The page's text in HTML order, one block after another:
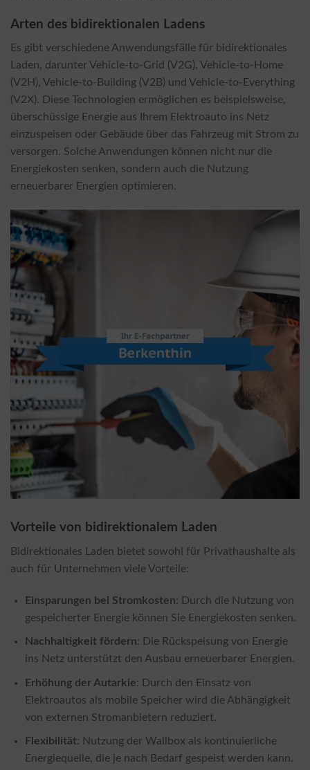
Arten des bidirektionalen Ladens
Es gibt verschiedene Anwendungsfälle für bidirektionales
Laden, darunter Vehicle-to-Grid (V2G), Vehicle-to-Home
(V2H), Vehicle-to-Building (V2B) und Vehicle-to-Everything
(V2X). Diese Technologien ermöglichen es beispielsweise,
überschüssige Energie aus Ihrem Elektroauto ins Netz
einzuspeisen oder Gebäude über das Fahrzeug mit Strom zu
versorgen. Solche Anwendungen können nicht nur die
Energiekosten senken, sondern auch die Nutzung
erneuerbarer Energien optimieren.
Vorteile von bidirektionalem Laden
Bidirektionales Laden bietet sowohl für Privathaushalte als
auch für Unternehmen viele Vorteile:
Einsparungen bei Stromkosten: Durch die Nutzung von
gespeicherter Energie können Sie Energiekosten senken.
Nachhaltigkeit fördern: Die Rückspeisung von Energie
ins Netz unterstützt den Ausbau erneuerbarer Energien.
Erhöhung der Autarkie: Durch den Einsatz von
Elektroautos als mobile Speicher wird die Abhängigkeit
von externen Stromanbietern reduziert.
Flexibilität: Nutzung der Wallbox als kontinuierliche
Energiequelle, die je nach Bedarf gespeist werden kann.